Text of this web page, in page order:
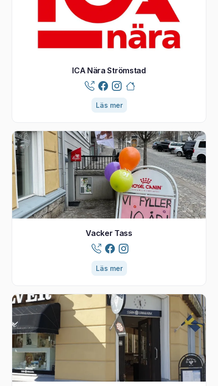
ICA Nära Strömstad
Läs mer
Vacker Tass
Läs mer